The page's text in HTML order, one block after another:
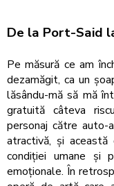
De la Port-Said
Pe măsură ce am
dezamăgit, ca un
lăsându-mă să mă
gratuită câteva
personaj către
atractivă, și
condiției umane și
emoționale. În